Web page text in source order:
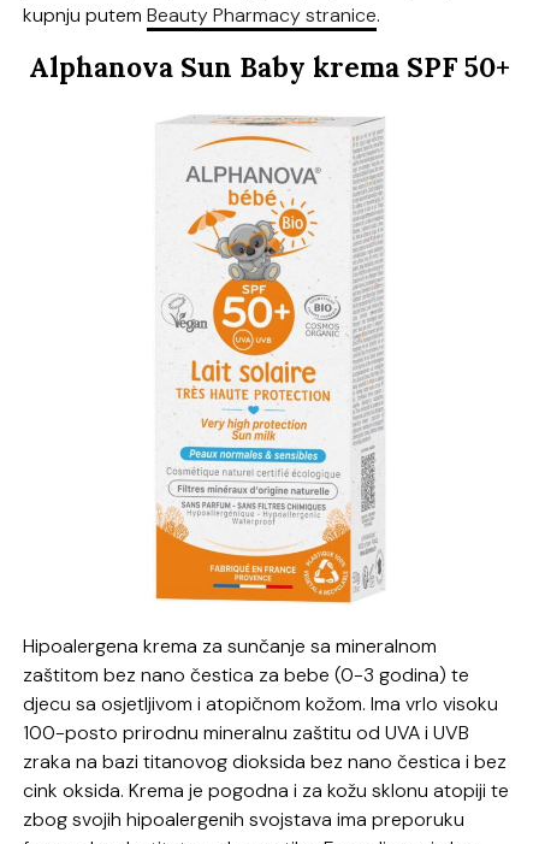
kupnju putemBeauty Pharmacy stranice.
Alphanova Sun Baby krema SPF 50+
Hipoalergena krema za sunčanje sa mineralnom
zaštitom bez nano čestica za bebe (0-3 godina) te
djecu sa osjetljivom i atopičnom kožom. Ima vrlo visoku
100-posto prirodnu mineralnu zaštitu od UVA i UVB
zraka na bazi titanovog dioksida bez nano čestica i bez
cink oksida. Krema je pogodna i za kožu sklonu atopiji te
zbog svojih hipoalergenih svojstava ima preporuku